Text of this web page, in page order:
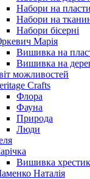
Набори на
Набори на
Набори бісерні
Марія
Вишивка на
Вишивка на
можливостей
Crafts
Флора
Фауна
Природа
Люди
Вишивка
Наталія